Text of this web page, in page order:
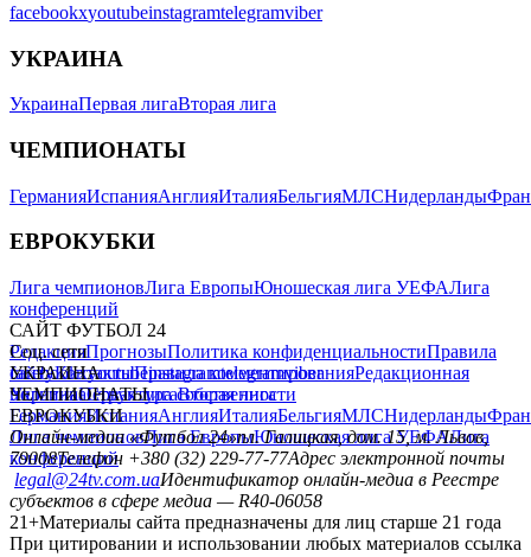
facebookxyoutubeinstagramtelegramviber
УКРАИНА
УкраинаПервая лигаВторая лига
ЧЕМПИОНАТЫ
ГерманияИспанияАнглияИталияБельгияМЛСНидерланды
ЕВРОКУБКИ
Лига чемпионовЛига ЕвропыЮношеская лига УЕФАЛига
конференций
САЙТ ФУТБОЛ 24
РедакцияПрогнозыПолитика конфиденциальностиПравила
сайтуКонтактыПравила комментированияРедакционная
политикаСтруктура собственности
Соц. сети
facebookxyoutubeinstagramtelegramviber
УКРАИНА
УкраинаПервая лигаВторая лига
ЧЕМПИОНАТЫ
ГерманияИспанияАнглияИталияБельгияМЛСНидерланды
ЕВРОКУБКИ
Лига чемпионовЛига ЕвропыЮношеская лига УЕФАЛига
конференций
Онлайн-медиа «Футбол 24»пл. Галицкая, дом. 15, м. Львов,
79008Телефон +380 (32) 229-77-77Адрес электронной почты
legal@24tv.com.uaИдентификатор онлайн-медиа в Реестре
субъектов в сфере медиа — R40-06058
21+Материалы сайта предназначены для лиц старше 21 года
При цитировании и использовании любых материалов ссылка